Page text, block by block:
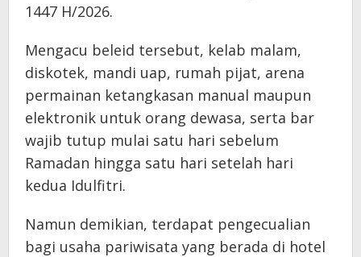
1447 H/2026.
Mengacu beleid tersebut, kelab malam,
diskotek, mandi uap, rumah pijat, arena
permainan ketangkasan manual maupun
elektronik untuk orang dewasa, serta bar
wajib tutup mulai satu hari sebelum
Ramadan hingga satu hari setelah hari
kedua Idulfitri.
Namun demikian, terdapat pengecualian
bagi usaha pariwisata yang berada di hotel